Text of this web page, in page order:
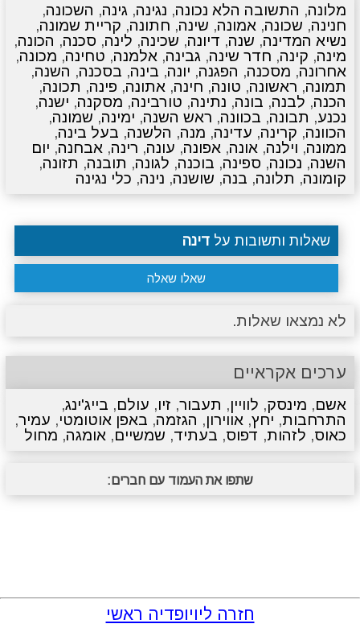
מלונה, התשובה הלא נכונה, נגינה, גינה, השכונה,
חנינה, שכונה, אמונה, שינה, חתונה, קריית שמונה,
נשיא המדינה, שנה, דיונה, שכינה, לינה, סכנה, הכונה,
מינה, קינה, חדר שינה, גבינה, אלמנה, טחינה, מכונה,
אחרונה, מסכנה, הפגנה, יונה, בינה, בסכנה, השנה,
תמונה, ראשונה, טונה, חינה, אתונה, פינה, תכונה,
הכנה, לבנה, בונה, נתינה, טורבינה, מסקנה, ישנה,
נכנע, תבונה, בכוונה, ראש השנה, ימינה, שמונה,
הכוונה, קרינה, עדינה, מנה, הלשנה, בעל בינה,
ממונה, וילנה, אונה, אפונה, עונה, רינה, אבחנה, יום
השנה, נכונה, ספינה, בוכנה, לגונה, תובנה, תזונה,
קומונה, תלונה, בנה, שושנה, נינה, כלי נגינה
שאלות ותשובות על דינה
שאלו שאלה
לא נמצאו שאלות.
ערכים אקראיים
אשם, מינסק, לוויין, תעבור, זיו, עולם, בייג'ינג,
התרחבות, יחץ, אווירון, הגזמה, באפן אוטומטי, עמיר,
כאוס, לזהות, דפוס, בעתיד, שמשיים, אומגה, מחול
שתפו את העמוד עם חברים:
חזרה ליויופדיה ראשי